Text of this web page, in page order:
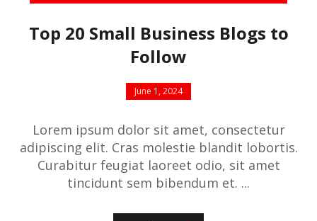
Top 20 Small Business Blogs to
Follow
June 1, 2024
Lorem ipsum dolor sit amet, consectetur
adipiscing elit. Cras molestie blandit lobortis.
Curabitur feugiat laoreet odio, sit amet
tincidunt sem bibendum et. ...